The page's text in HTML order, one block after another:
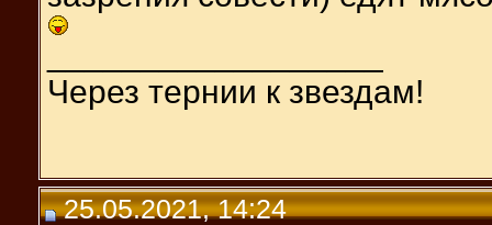
Через тернии к звездам!
25.05.2021, 14:24